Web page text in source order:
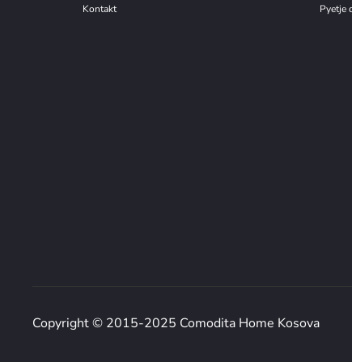
Kontakt Pyetje
Copyright © 2015-2025 Comodita Home Kosova